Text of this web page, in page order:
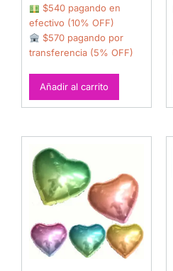
$540 pagando en
efectivo (10% OFF)
$570 pagando por
transferencia (5% OFF)
Añadir al carrito